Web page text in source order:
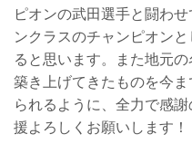
ピオンの武田選手と闘わ
ンクラスのチャンピオン
ると思います。また地元
築き上げてきたものを今
られるように、全力で感
援よろしくお願いします！